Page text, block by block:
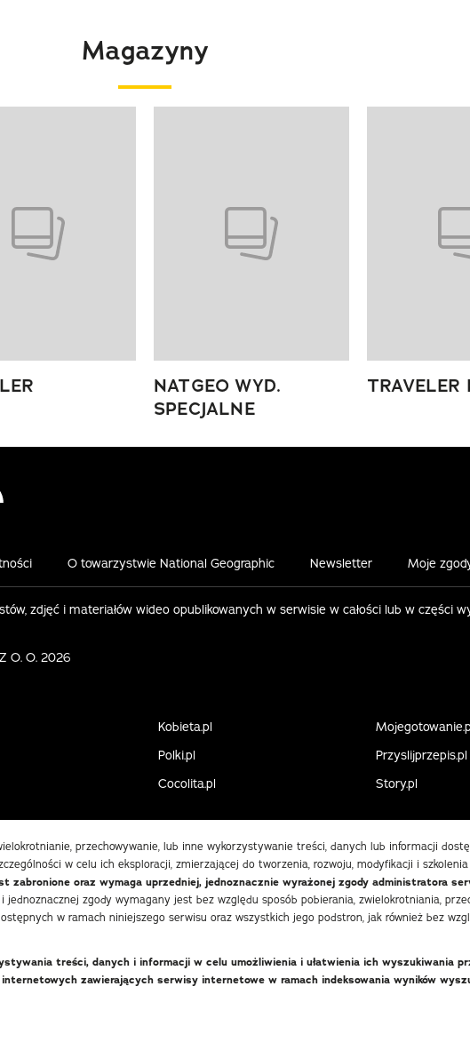
Magazyny
NATGEO WYD.
SPECJALNE
TRAVELER
Youtube
us on Rss
O towarzystwie National Geographic Newsletter Moje
zdjęć i materiałów wideo opublikowanych w serwisie w całości lub w części
O. O. 2026
Kobieta.pl
Polki.pl
Przyslijprzepis.pl
Cocolita.pl Story.pl
przechowywanie, lub inne wykorzystywanie treści, danych lub informacji
w celu ich eksploracji, zmierzającej do tworzenia, rozwoju, modyfikacji i
zabronione oraz wymaga uprzedniej, jednoznacznie wyrażonej zgody administratora
jednoznacznej zgody wymagany jest bez względu sposób pobierania, zwielokrotniania,
w ramach niniejszego serwisu oraz wszystkich jego podstron, jak również bez
treści, danych i informacji w celu umożliwienia i ułatwienia ich wyszukiwania
zawierających serwisy internetowe w ramach indeksowania wyników